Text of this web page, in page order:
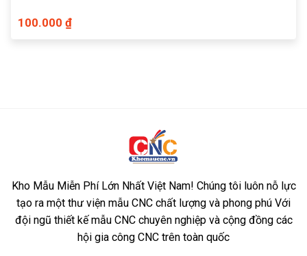
100.000 ₫
Kho Mẫu Miễn Phí Lớn Nhất Việt Nam! Chúng tôi luôn nỗ lực
tạo ra một thư viện mẫu CNC chất lượng và phong phú Với
đội ngũ thiết kế mẫu CNC chuyên nghiệp và cộng đồng các
hội gia công CNC trên toàn quốc